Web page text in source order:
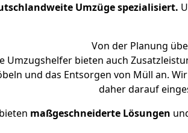
Umzüge spezialisiert.
Von der Planung
Umzugshelfer bieten auch
und das Entsorgen von Müll an.
daher darauf
maßgeschneiderte Lösungen